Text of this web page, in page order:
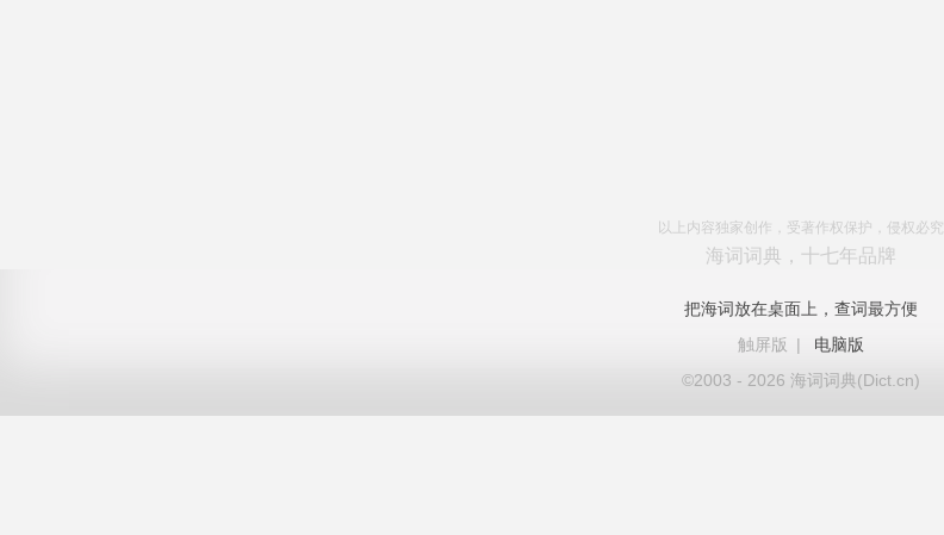
以上内容独家创作，受著作权保护，侵权必究
海词词典，十七年品牌
把海词放在桌面上，查词最方便
触屏版
|
电脑版
©2003 - 2026 海词词典(Dict.cn)